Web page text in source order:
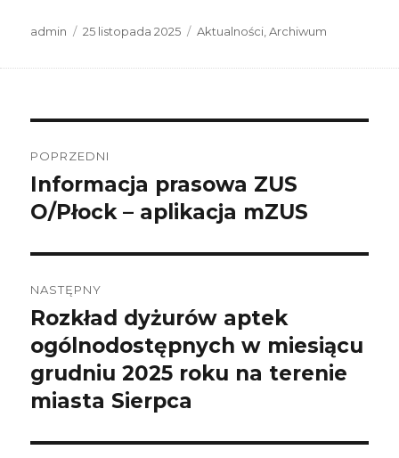
Autor
admin
Data
25 listopada 2025 Kategorie
Aktualności ,Archiwum
wpisu
POPRZEDNI
Poprzedni
wpis:
Informacja prasowa ZUS
O/Płock – aplikacja mZUS
NASTĘPNY
Następny
wpis:
Rozkład dyżurów aptek
ogólnodostępnych w miesiącu
grudniu 2025 roku na terenie
miasta Sierpca